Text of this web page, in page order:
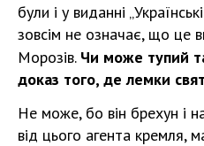
були і у виданні
зовсім не означає, що це
Морозів. Чи може тупий
доказ того, де лемки
Не може, бо він брехун і
від цього агента кремля,